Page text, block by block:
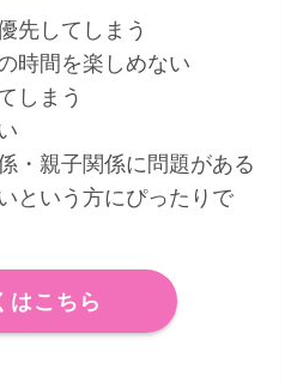
先してしまう
時間を楽しめない
しまう
・親子関係に問題がある
という方にぴったりで
はこちら